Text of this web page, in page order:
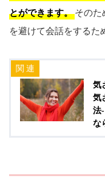
とができます。 そのた
を避けて会話をするた
気
気
法
な